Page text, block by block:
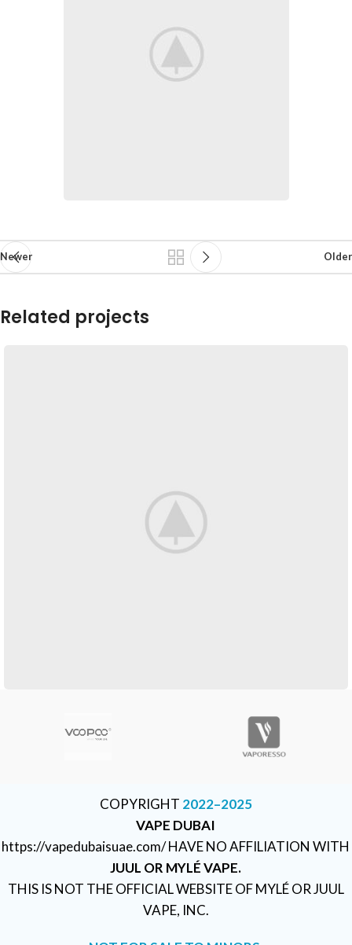
Newer Older
Related projects
Suspendisse quam at vestibulum
COPYRIGHT 2022–2025
VAPE DUBAI
https://vapedubaisuae.com/ HAVE NO AFFILIATION WITH
JUUL OR MYLÉ VAPE.
THIS IS NOT THE OFFICIAL WEBSITE OF MYLÉ OR JUUL
VAPE, INC.